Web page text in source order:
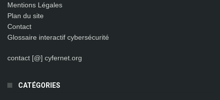
Mentions Légales
Plan du site
Contact
Glossaire interactif cybersécurité
contact [@] cyfernet.org
CATÉGORIES